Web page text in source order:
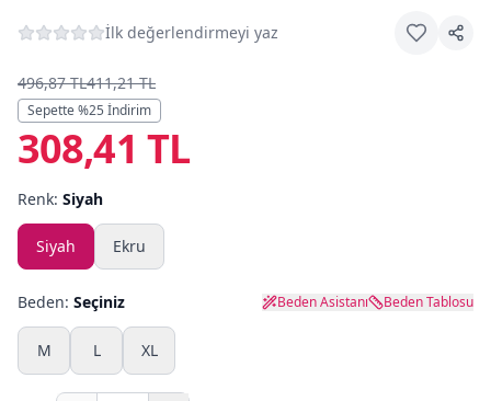
Fantazi
Büyük
Beden
Markalar
Plaj & Mayo
Yazlık Pijama
Kampanyalar
Yeni Gelenler
İlk değerlendirmeyi yaz
496,87 TL411,21 TL
Sepette %25 İndirim
308,41 TL
Renk: Siyah
Siyah Ekru
Beden: Seçiniz Beden Asistanı Beden Tablosu
M L XL